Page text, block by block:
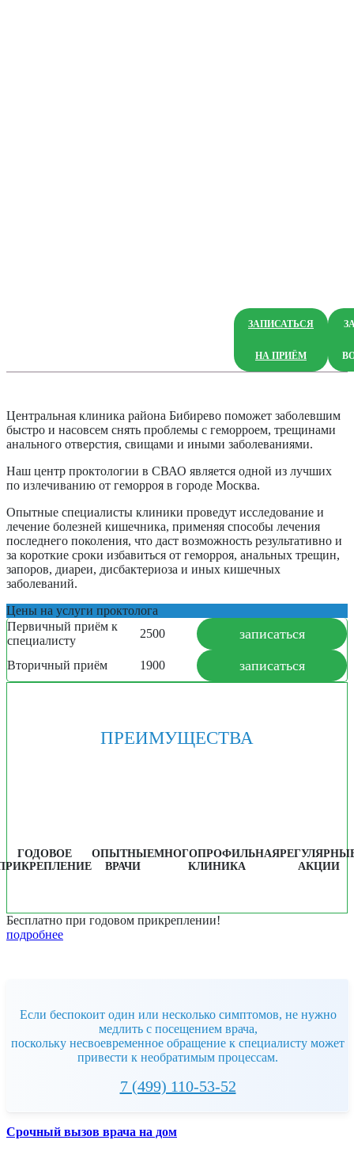
ЗАПИСАТЬСЯ
НА ПРИЁМ
Центральная клиника района Бибирево поможет заболевшим
быстро и насовсем снять проблемы с геморроем, трещинами
анального отверстия, свищами и иными заболеваниями.
Наш центр проктологии в СВАО является одной из лучших
по излечиванию от геморроя в городе Москва.
Опытные специалисты клиники проведут исследование и
лечение болезней кишечника, применяя способы лечения
последнего поколения, что даст возможность результативно и
за короткие сроки избавиться от геморроя, анальных трещин,
запоров, диареи, дисбактериоза и иных кишечных
заболеваний.
Цены на услуги проктолога
Первичный приём к
специалисту
2500 записаться
Вторичный приём 1900 записаться
ПРЕИМУЩЕСТВА
ГОДОВОЕ
ОПЫТНЫЕ
ВРАЧИ
МНОГОПРОФИЛЬНАЯ
КЛИНИКА
АКЦИИ
Бесплатно при годовом прикреплении!
подробнее
Если беспокоит один или несколько симптомов, не нужно
медлить с посещением врача,
поскольку несвоевременное обращение к специалисту может
привести к необратимым процессам.
7 (499) 110-53-52
Срочный вызов врача на дом